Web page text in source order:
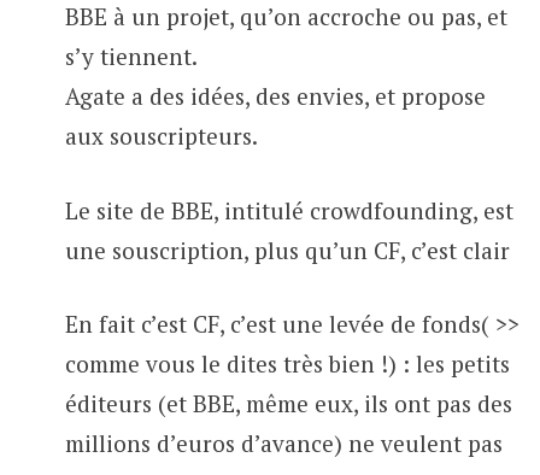
BBE à un projet, qu’on accroche ou pas, et
s’y tiennent.
Agate a des idées, des envies, et propose
aux souscripteurs.
Le site de BBE, intitulé crowdfounding, est
une souscription, plus qu’un CF, c’est clair
En fait c’est CF, c’est une levée de fonds( >>
comme vous le dites très bien !) : les petits
éditeurs (et BBE, même eux, ils ont pas des
millions d’euros d’avance) ne veulent pas